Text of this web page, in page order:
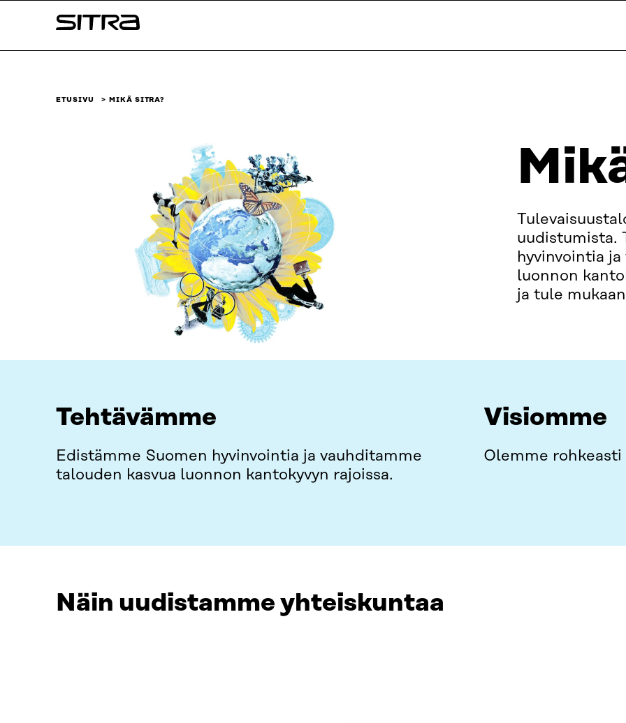
sisältöön
Sitra
ETUSIVU MIKÄ SITRA?
uudistumista.
hyvinvointia
luonnon
ja tule
Tehtävämme
Edistämme Suomen hyvinvointia ja vauhditamme
talouden kasvua luonnon kantokyvyn rajoissa.
Visiomme
Olemme
Näin uudistamme yhteiskuntaa